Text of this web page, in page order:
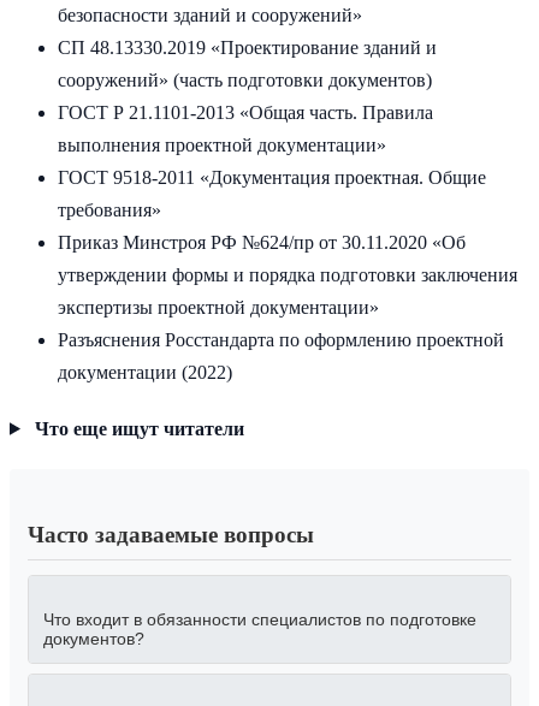
безопасности зданий и сооружений»
СП 48.13330.2019 «Проектирование зданий и
сооружений» (часть подготовки документов)
ГОСТ Р 21.1101-2013 «Общая часть. Правила
выполнения проектной документации»
ГОСТ 9518-2011 «Документация проектная. Общие
требования»
Приказ Минстроя РФ №624/пр от 30.11.2020 «Об
утверждении формы и порядка подготовки заключения
экспертизы проектной документации»
Разъяснения Росстандарта по оформлению проектной
документации (2022)
Что еще ищут читатели
Часто задаваемые вопросы
Что входит в обязанности специалистов по подготовке
документов?